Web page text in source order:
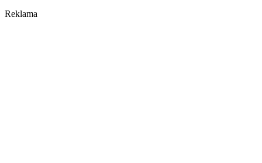
Reklama